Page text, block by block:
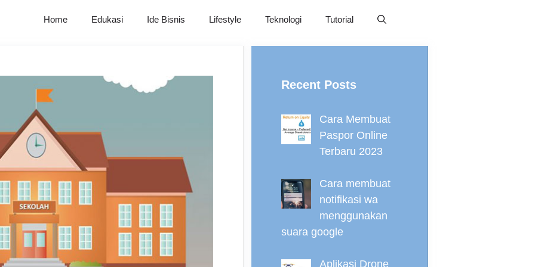
Home Edukasi Ide Bisnis Lifestyle Teknologi Tutorial
Recent Posts
Cara Membuat
Paspor Online
Terbaru 2023
Cara membuat
notifikasi wa
menggunakan
suara google
Aplikasi Drone